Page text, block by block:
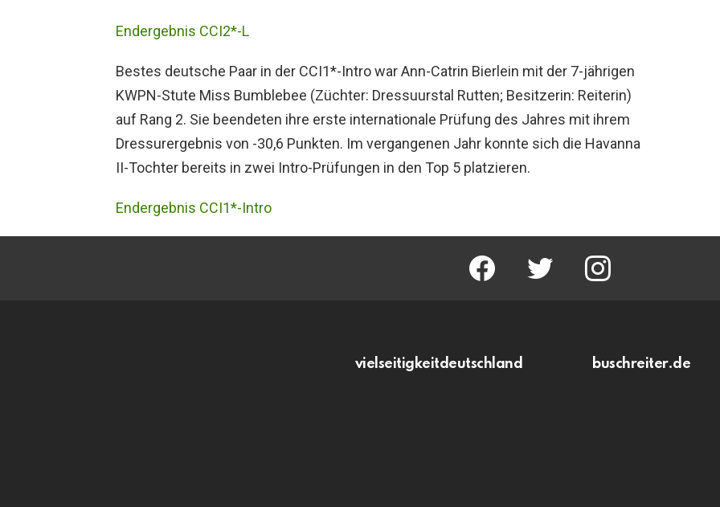
Endergebnis CCI2*-L
Bestes deutsche Paar in der CCI1*-Intro war Ann-Catrin Bierlein mit der 7-jährigen
KWPN-Stute Miss Bumblebee (Züchter: Dressuurstal Rutten; Besitzerin: Reiterin)
auf Rang 2. Sie beendeten ihre erste internationale Prüfung des Jahres mit ihrem
Dressurergebnis von -30,6 Punkten. Im vergangenen Jahr konnte sich die Havanna
II-Tochter bereits in zwei Intro-Prüfungen in den Top 5 platzieren.
Endergebnis CCI1*-Intro
facebook twitter instagram
vielseitigkeitdeutschland buschreiter.de